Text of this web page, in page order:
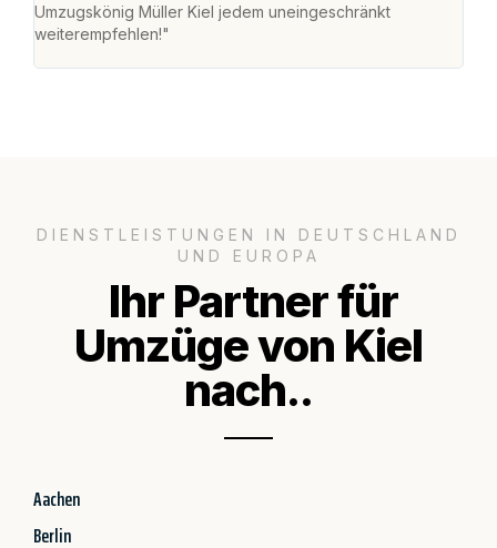
Umzugskönig Müller Kiel jedem uneingeschränkt
weiterempfehlen!"
DIENSTLEISTUNGEN IN DEUTSCHLAND
UND EUROPA
Ihr Partner für
Umzüge von Kiel
nach..
Aachen
Berlin